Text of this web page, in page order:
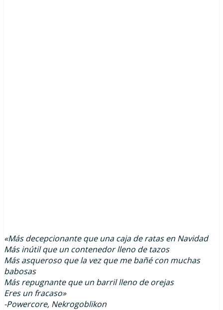
«Más decepcionante que una caja de ratas en Navidad
Más inútil que un contenedor lleno de tazos
Más asqueroso que la vez que me bañé con muchas
babosas
Más repugnante que un barril lleno de orejas
Eres un fracaso»
-Powercore, Nekrogoblikon